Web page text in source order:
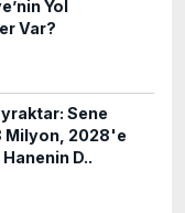
Yol
Var?
Sene
Milyon, 2028'e
D..